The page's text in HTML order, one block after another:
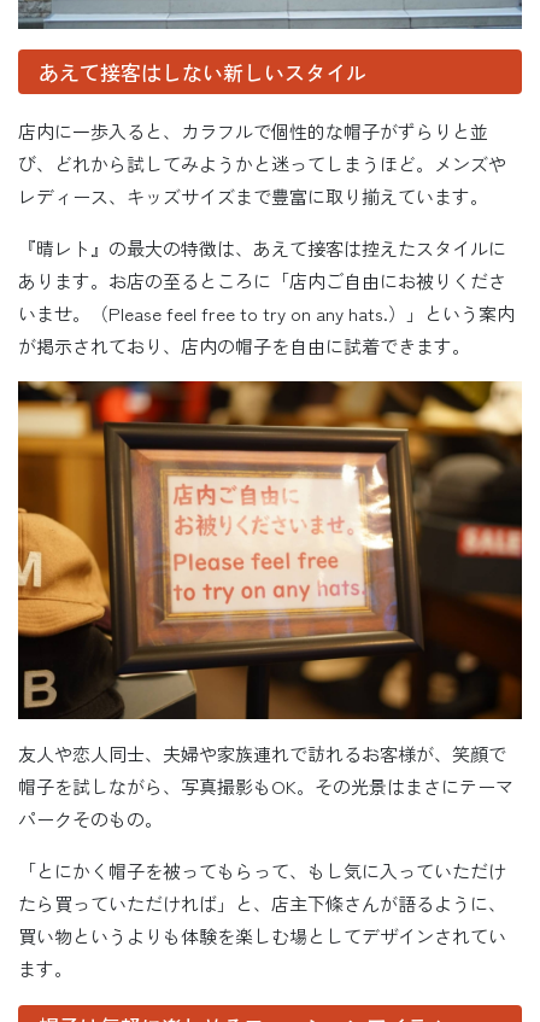
あえて接客はしない新しいスタイル
店内に一歩入ると、カラフルで個性的な帽子がずらりと並
び、どれから試してみようかと迷ってしまうほど。メンズや
レディース、キッズサイズまで豊富に取り揃えています。
『晴レト』の最大の特徴は、あえて接客は控えたスタイルに
あります。お店の至るところに「店内ご自由にお被りくださ
いませ。（Please feel free to try on any hats.）」という案内
が掲示されており、店内の帽子を自由に試着できます。
友人や恋人同士、夫婦や家族連れで訪れるお客様が、笑顔で
帽子を試しながら、写真撮影もOK。その光景はまさにテーマ
パークそのもの。
「とにかく帽子を被ってもらって、もし気に入っていただけ
たら買っていただければ」と、店主下條さんが語るように、
買い物というよりも体験を楽しむ場としてデザインされてい
ます。